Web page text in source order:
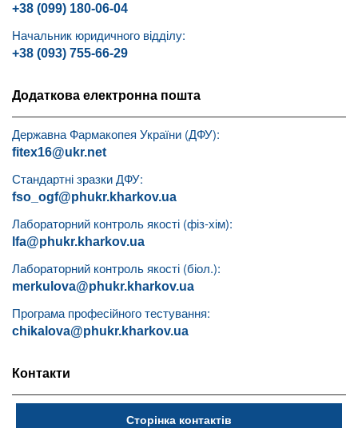
+38 (099) 180-06-04
Начальник юридичного відділу:
+38 (093) 755-66-29
Додаткова електронна пошта
Державна Фармакопея України (ДФУ):
fitex16@ukr.net
Стандартні зразки ДФУ:
fso_ogf@phukr.kharkov.ua
Лабораторний контроль якості (фіз-хім):
lfa@phukr.kharkov.ua
Лабораторний контроль якості (біол.):
merkulova@phukr.kharkov.ua
Програма професійного тестування:
chikalova@phukr.kharkov.ua
Контакти
Сторінка контактів